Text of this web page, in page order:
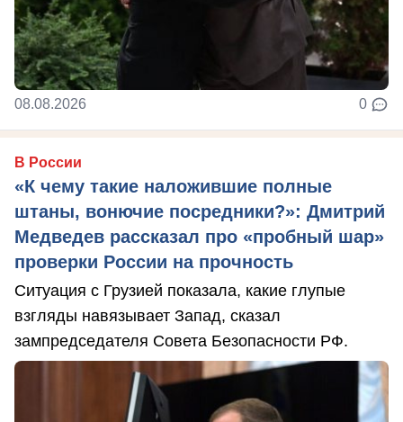
08.08.2026 0
В России
«К чему такие наложившие полные
штаны, вонючие посредники?»: Дмитрий
Медведев рассказал про «пробный шар»
проверки России на прочность
Ситуация с Грузией показала, какие глупые
взгляды навязывает Запад, сказал
зампредседателя Совета Безопасности РФ.